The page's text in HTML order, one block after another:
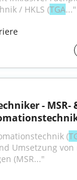
/ HKLS (TGA..."
- MSR-
(
Umsetzung von
(MSR..."